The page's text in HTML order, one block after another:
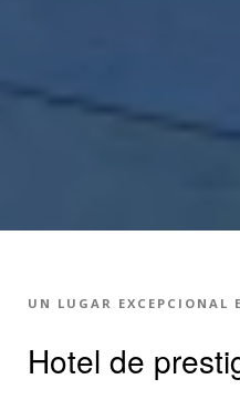
UN LUGAR EXCEPCIONAL
Hotel de